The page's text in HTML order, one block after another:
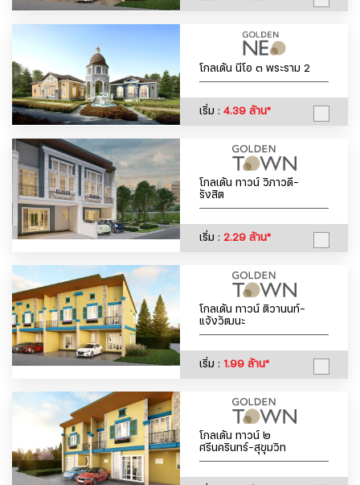
โกลเด้น นีโอ ๓ พระราม 2
เริ่ม : 4.39 ล้าน*
โกลเด้น ทาวน์ วิภาวดี-
รังสิต
เริ่ม : 2.29 ล้าน*
โกลเด้น ทาวน์ ติวานนท์-
แจ้งวัฒนะ
เริ่ม : 1.99 ล้าน*
โกลเด้น ทาวน์ ๒
ศรีนครินทร์-สุขุมวิท